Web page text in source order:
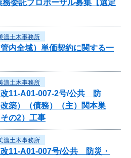
委託プロポーザル募集【選定
濃土木事務所
内全域）単価契約に関する一
濃土木事務所
改11-A01-007-2号/公共 防
築）（債務）（主）関本巣
の2）工事
濃土木事務所
改11-A01-007号/公共 防災・